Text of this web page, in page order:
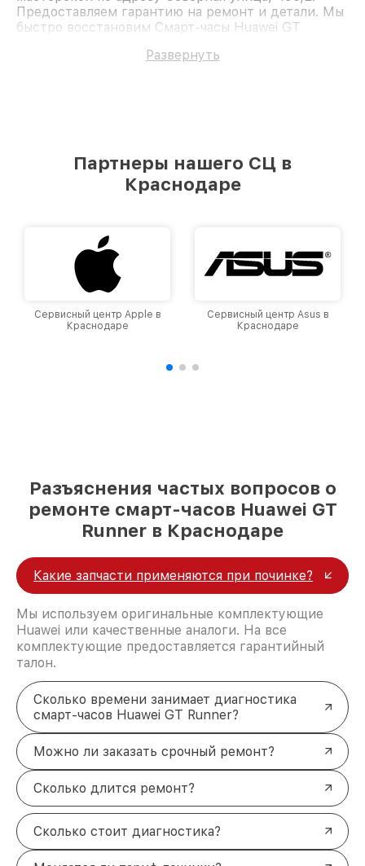
Предоставляем гарантию на ремонт и детали. Мы
быстро восстановим Смарт-часы Huawei GT
Развернуть
Партнеры нашего СЦ в
Краснодаре
Сервисный центр Apple в
Краснодаре
Сервисный центр Asus в
Краснодаре
Разъяснения частых вопросов о
ремонте смарт-часов Huawei GT
Runner в Краснодаре
Какие запчасти применяются при починке?
Мы используем оригинальные комплектующие
Huawei или качественные аналоги. На все
комплектующие предоставляется гарантийный
талон.
Сколько времени занимает диагностика
смарт-часов Huawei GT Runner?
Можно ли заказать срочный ремонт?
Сколько длится ремонт?
Сколько стоит диагностика?